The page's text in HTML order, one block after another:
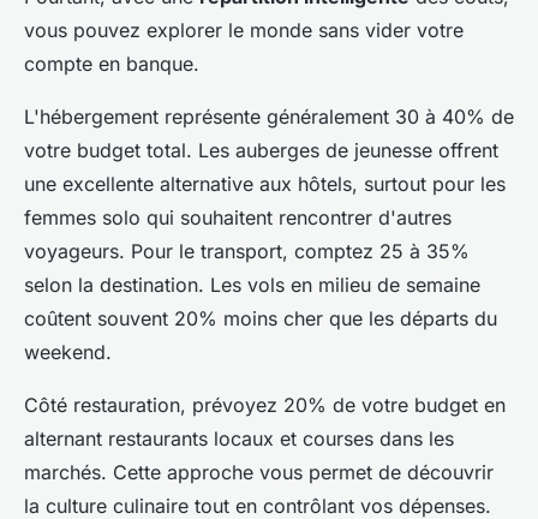
vous pouvez explorer le monde sans vider votre
compte en banque.
L'hébergement représente généralement 30 à 40% de
votre budget total. Les auberges de jeunesse offrent
une excellente alternative aux hôtels, surtout pour les
femmes solo qui souhaitent rencontrer d'autres
voyageurs. Pour le transport, comptez 25 à 35%
selon la destination. Les vols en milieu de semaine
coûtent souvent 20% moins cher que les départs du
weekend.
Côté restauration, prévoyez 20% de votre budget en
alternant restaurants locaux et courses dans les
marchés. Cette approche vous permet de découvrir
la culture culinaire tout en contrôlant vos dépenses.